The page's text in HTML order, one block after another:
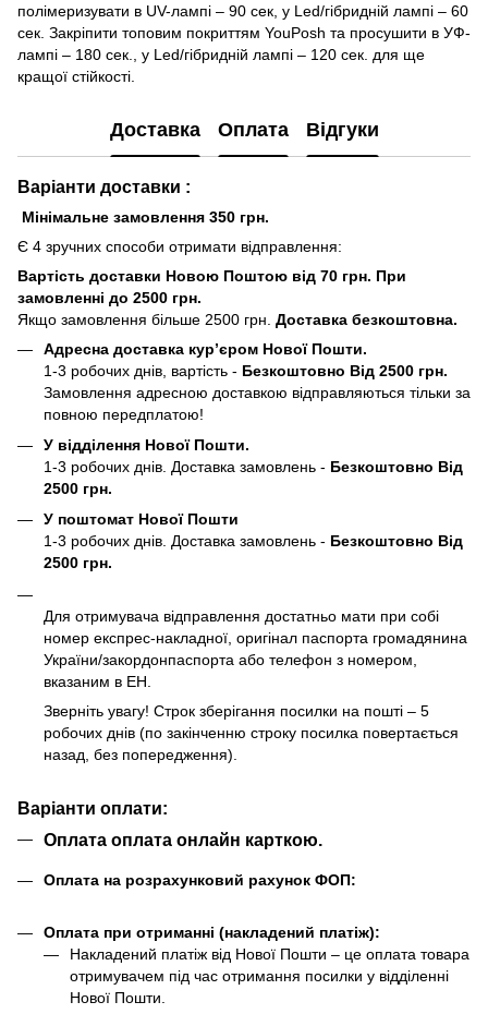
полімеризувати в UV-лампі – 90 сек, у Led/гібридній лампі – 60
сек. Закріпити топовим покриттям YouPosh та просушити в УФ-
лампі – 180 сек., у Led/гібридній лампі – 120 сек. для ще
кращої стійкості.
Доставка Оплата Відгуки
Варіанти доставки :
Мінімальне замовлення 350 грн.
Є 4 зручних способи отримати відправлення:
Вартість доставки Новою Поштою від 70 грн. При
замовленні до 2500 грн.
Якщо замовлення більше 2500 грн. Доставка безкоштовна.
Адресна доставка кур’єром Нової Пошти.
1-3 робочих днів, вартість - Безкоштовно Від 2500 грн.
Замовлення адресною доставкою відправляються тільки за
повною передплатою!
У відділення Нової Пошти.
1-3 робочих днів. Доставка замовлень - Безкоштовно Від
2500 грн.
У поштомат Нової Пошти
1-3 робочих днів. Доставка замовлень - Безкоштовно Від
2500 грн.
Для отримувача відправлення достатньо мати при собі
номер експрес-накладної, оригінал паспорта громадянина
України/закордонпаспорта або телефон з номером,
вказаним в ЕН.
Зверніть увагу! Строк зберігання посилки на пошті – 5
робочих днів (по закінченню строку посилка повертається
назад, без попередження).
Варіанти оплати:
Оплата оплата онлайн карткою.
Оплата на розрахунковий рахунок ФОП:
Оплата при отриманні (накладений платіж):
Накладений платіж від Нової Пошти – це оплата товара
отримувачем під час отримання посилки у відділенні
Нової Пошти.